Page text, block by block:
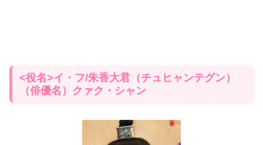
<役名>イ・フ/朱香大君（チュヒャンテグン）
（俳優名）クァク・シャン